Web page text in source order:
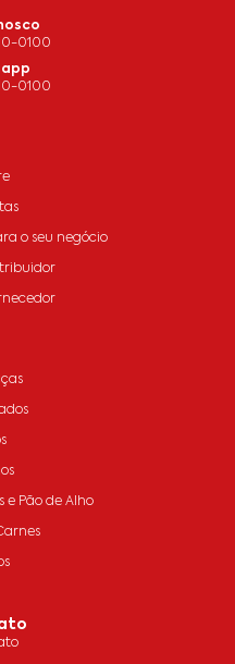
0100
0100
o seu negócio
e Pão de Alho